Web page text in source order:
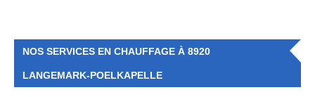
NOS SERVICES EN CHAUFFAGE À 8920
LANGEMARK-POELKAPELLE